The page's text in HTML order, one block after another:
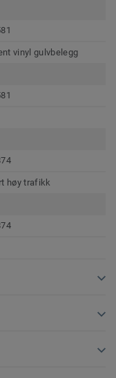
vinyl gulvbelegg
høy trafikk